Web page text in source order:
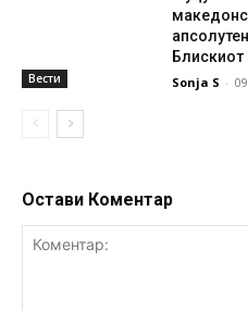
Вести Sonja S -
Остави Коментар